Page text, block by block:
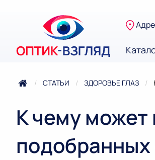
СТАТЬИ ЗДОРОВЬЕ ГЛАЗ
К чему может
подобранных